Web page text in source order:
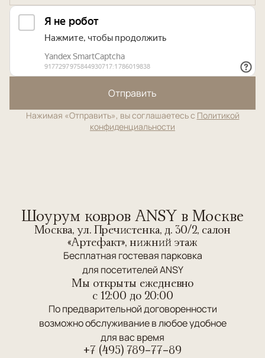
Отправить
Нажимая «Отправить», вы соглашаетесь с Политикой
конфиденциальности
Шоурум ковров ANSY в Москве
Москва, ул. Пречистенка, д. 30/2, салон
«Артефакт», нижний этаж
Бесплатная гостевая парковка
для посетителей ANSY
Мы открыты ежедневно
c 12:00 до 20:00
По предварительной договоренности
возможно обслуживание в любое удобное
для вас время
+7 (495) 789-77-89